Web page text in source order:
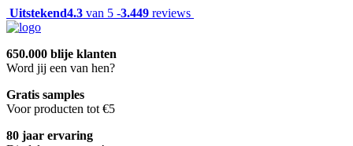
Uitstekend4.3 van 5 -3.449 reviews
650.000 blije klanten
Word jij een van hen?
Gratis samples
Voor producten tot €5
80 jaar ervaring